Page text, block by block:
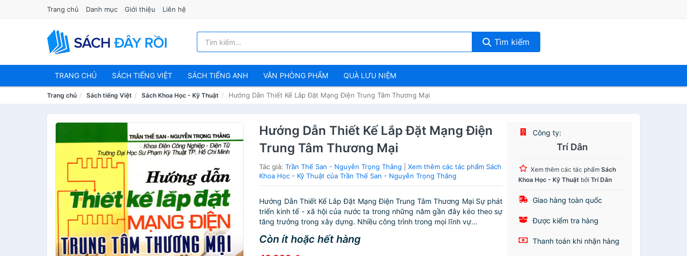
Trang chủ Danh mục Giới thiệu Liên hệ
Tìm kiếm
TRANG CHỦ SÁCH TIẾNG VIỆT SÁCH TIẾNG ANH VĂN PHÒNG PHẨM QUÀ LƯU NIỆM
Trang chủ Sách tiếng Việt Sách Khoa Học - Kỹ Thuật Hướng Dẫn Thiết Kế Lắp Đặt Mạng Điện Trung Tâm Thương Mại
Hướng Dẫn Thiết Kế Lắp Đặt Mạng Điện
Trung Tâm Thương Mại
Tác giả:Trần Thế San - Nguyễn Trọng Thắng |Xem thêm các tác phẩm Sách
Khoa Học - Kỹ Thuật của Trần Thế San - Nguyễn Trọng Thắng
Hướng Dẫn Thiết Kế Lắp Đặt Mạng Điện Trung Tâm Thương Mại Sự phát
triển kinh tế - xã hội của nước ta trong những năm gần đây kéo theo sự
tăng trưởng trong xây dựng. Nhiều công trình trong mọi lĩnh vự...
Còn ít hoặc hết hàng
Công ty:
Trí Dân
Xem thêm các tác phẩmSách
Khoa Học - Kỹ Thuật bởiTrí Dân
Giao hàng toàn quốc
Được kiểm tra hàng
Thanh toán khi nhận hàng